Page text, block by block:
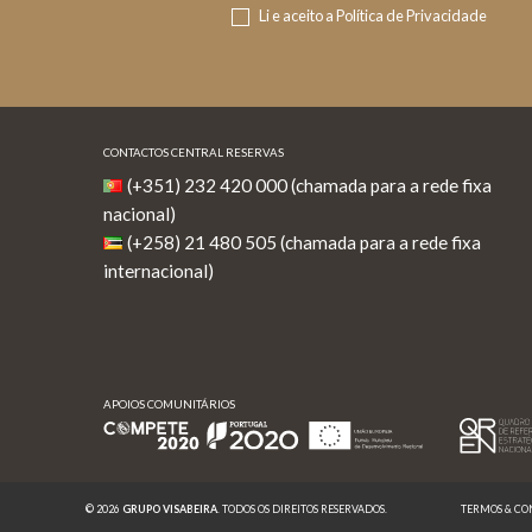
Li e aceito aPolítica de Privacidade
CONTACTOS CENTRAL RESERVAS
(+351) 232 420 000 (chamada para a rede fixa
nacional)
(+258) 21 480 505 (chamada para a rede fixa
internacional)
APOIOS COMUNITÁRIOS
© 2026 GRUPO VISABEIRA . TODOS OS DIREITOS RESERVADOS. TERMOS &
APOIOS COMUNITÁRIOS